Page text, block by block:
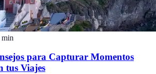
min
para Capturar Momentos
tus Viajes